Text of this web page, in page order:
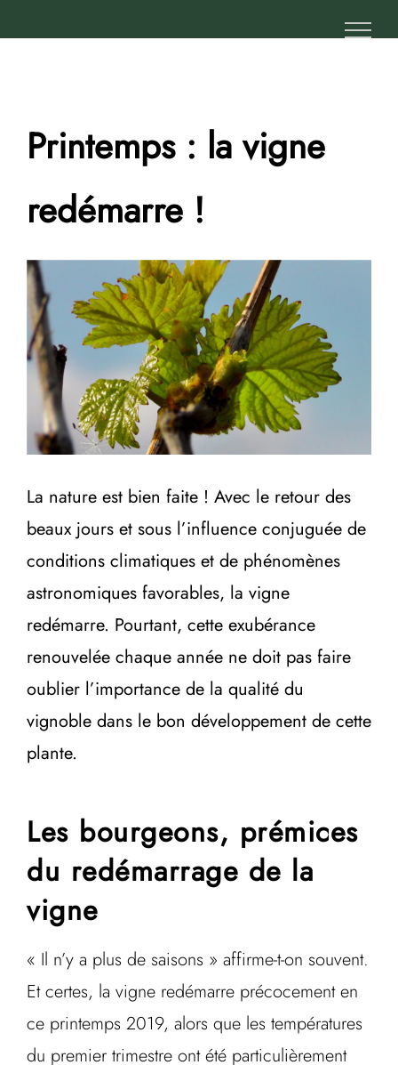
Printemps : la vigne
redémarre !
La nature est bien faite ! Avec le retour des
beaux jours et sous l’influence conjuguée de
conditions climatiques et de phénomènes
astronomiques favorables, la vigne
redémarre. Pourtant, cette exubérance
renouvelée chaque année ne doit pas faire
oublier l’importance de la qualité du
vignoble dans le bon développement de cette
plante.
Les bourgeons, prémices
du redémarrage de la
vigne
« Il n’y a plus de saisons » affirme-t-on souvent.
Et certes, la vigne redémarre précocement en
ce printemps 2019, alors que les températures
du premier trimestre ont été particulièrement